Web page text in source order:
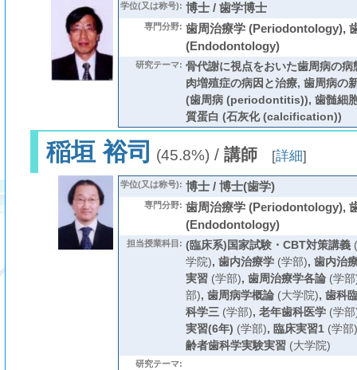
学位(又は称号): 博士 / 歯学博士
専門分野: 歯周治療学 (Periodontology),
(Endodontology)
研究テーマ: 骨代謝に視点をおいた歯周病の
肉増殖症の病因と治療, 歯周病の
(歯周病 (periodontitis)), 歯髄細
質蛋白 (石灰化 (calcification))
稲垣 裕司 (45.8%) / 講師 [詳細]
学位(又は称号): 博士 / 博士(歯学)
専門分野: 歯周治療学 (Periodontology),
(Endodontology)
担当授業科目: (臨床系)国家試験・CBT対策講義(
学院), 歯内治療学(学部), 歯内治
実習(学部), 歯周治療学各論(学部
部), 歯周病学概論(大学院), 歯科
科学三(学部), 老年歯科医学(学部
実習(6年) (学部), 臨床実習1(学部)
齢者歯科学実験実習(大学院)
研究テーマ: